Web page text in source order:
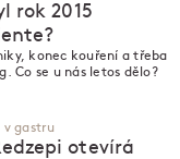
rok 2015
konec kouření a třeba
Co se u nás letos dělo?
v gastru
otevírá